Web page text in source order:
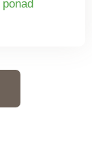
Wzór ryżu
i rękawach.